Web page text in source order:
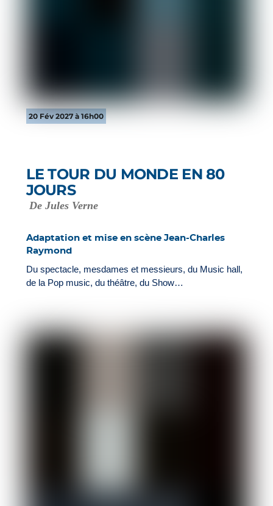
20 Fév 2027 à 16h00
LE TOUR DU MONDE EN 80
JOURS
De Jules Verne
Adaptation et mise en scène Jean-Charles
Raymond
Du spectacle, mesdames et messieurs, du Music hall,
de la Pop music, du théâtre, du Show…